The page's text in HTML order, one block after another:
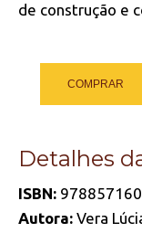
de construção e
COMPRAR
Detalhes
ISBN:
Autora: Vera